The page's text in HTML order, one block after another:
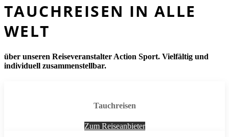
TAUCHREISEN IN ALLE
WELT
über unseren Reiseveranstalter Action Sport. Vielfältig und
individuell zusammenstellbar.
Tauchreisen
Zum Reiseanbieter